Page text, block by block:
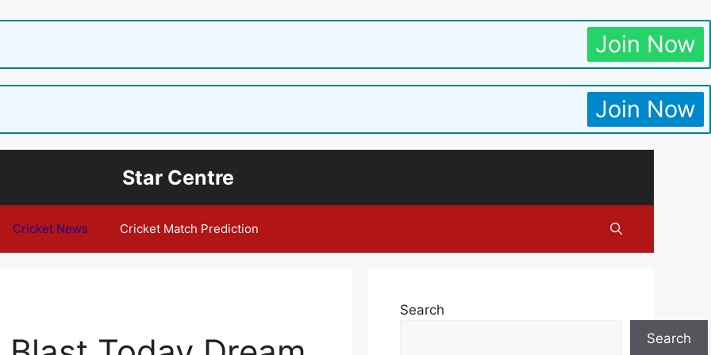
Join Now
Join Now
Star Centre
Cricket News Cricket Match Prediction
Search
Search